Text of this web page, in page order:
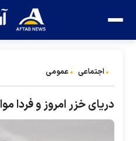
اجتماعی عمومی
دریای خزر امروز و فردا